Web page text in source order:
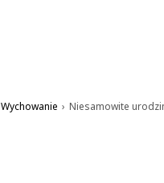
Wychowanie › Niesamowite